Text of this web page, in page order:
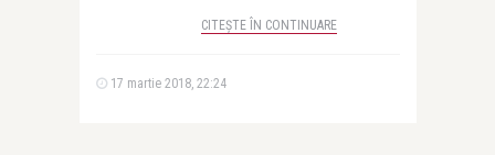
CITEȘTE ÎN CONTINUARE
17 martie 2018, 22:24